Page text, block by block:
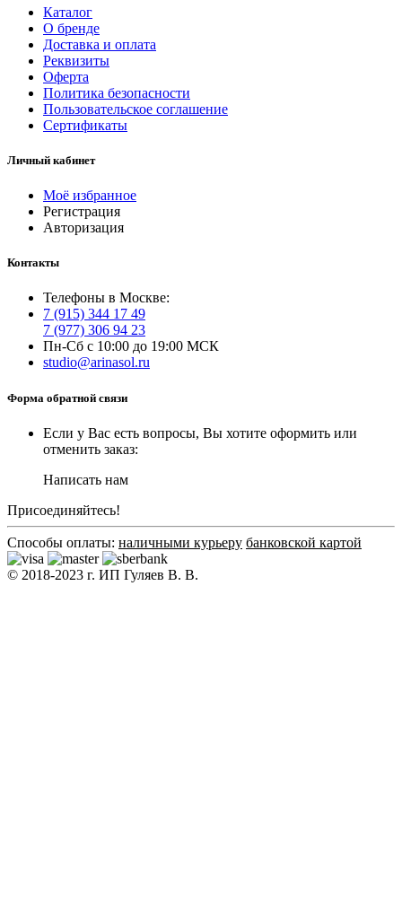
Каталог
О бренде
Доставка и оплата
Реквизиты
Оферта
Политика безопасности
Пользовательское соглашение
Сертификаты
Личный кабинет
Моё избранное
Регистрация
Авторизация
Контакты
Телефоны в Москве:
7 (915) 344 17 49
7 (977) 306 94 23
Пн-Сб с 10:00 до 19:00 МСК
studio@arinasol.ru
Форма обратной связи
Если у Вас есть вопросы, Вы хотите оформить или
отменить заказ:
Написать нам
Присоединяйтесь!
Способы оплаты: наличными курьеру банковской картой
© 2018-2023 г. ИП Гуляев В. В.